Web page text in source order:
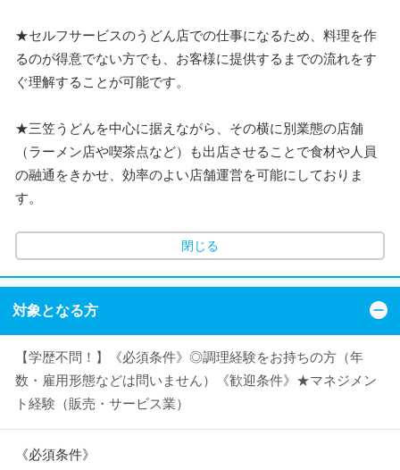
★セルフサービスのうどん店での仕事になるため、料理を作
るのが得意でない方でも、お客様に提供するまでの流れをす
ぐ理解することが可能です。
★三笠うどんを中心に据えながら、その横に別業態の店舗
（ラーメン店や喫茶点など）も出店させることで食材や人員
の融通をきかせ、効率のよい店舗運営を可能にしておりま
す。
閉じる
対象となる方
【学歴不問！】《必須条件》◎調理経験をお持ちの方（年
数・雇用形態などは問いません）《歓迎条件》★マネジメン
ト経験（販売・サービス業）
《必須条件》